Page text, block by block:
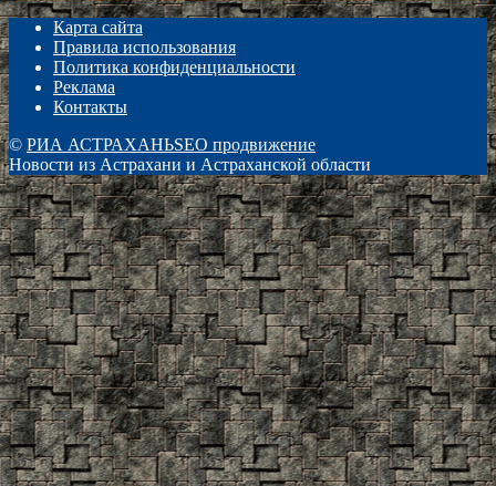
Карта сайта
Правила использования
Политика конфиденциальности
Реклама
Контакты
© РИА АСТРАХАНЬSEO продвижение
Новости из Астрахани и Астраханской области